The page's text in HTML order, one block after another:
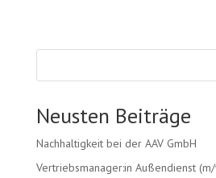
Neusten Beiträge
Nachhaltigkeit bei der AAV GmbH
Vertriebsmanager:in Außendienst